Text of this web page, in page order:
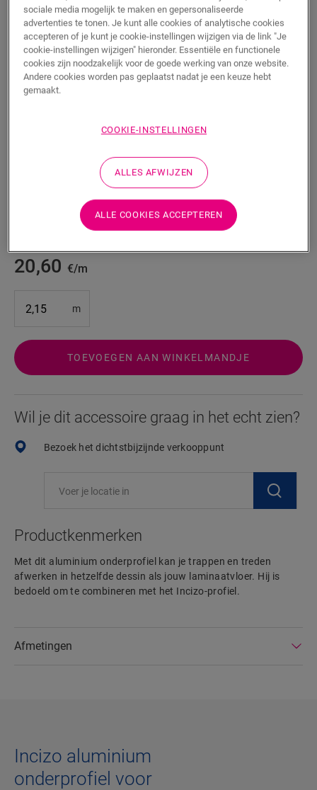
Incizo aluminium onderprofiel voor
ACCESSOIRES VOOR LAMINAAT
Mooie afwerking
Voor je laminaatvloer
20,60 €/m
m
TOEVOEGEN AAN WINKELMANDJE
Wil je dit accessoire graag in het echt zien?
Bezoek het dichtstbijzijnde verkooppunt
Productkenmerken
Met dit aluminium onderprofiel kan je trappen en treden
afwerken in hetzelfde dessin als jouw laminaatvloer. Hij is
bedoeld om te combineren met het Incizo-profiel.
Afmetingen
Incizo aluminium
onderprofiel voor
sociale media mogelijk te maken en gepersonaliseerde
advertenties te tonen. Je kunt alle cookies of analytische cookies
accepteren of je kunt je cookie-instellingen wijzigen via de link "Je
cookie-instellingen wijzigen" hieronder. Essentiële en functionele
cookies zijn noodzakelijk voor de goede werking van onze website.
Andere cookies worden pas geplaatst nadat je een keuze hebt
gemaakt.
COOKIE-INSTELLINGEN
ALLES AFWIJZEN
ALLE COOKIES ACCEPTEREN